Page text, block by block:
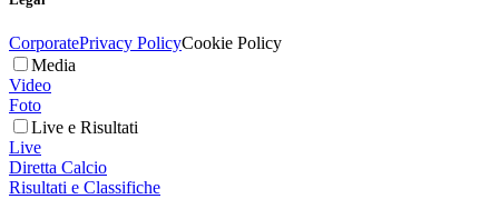
CorporatePrivacy PolicyCookie Policy
Media
Video
Foto
Live e Risultati
Live
Diretta Calcio
Risultati e Classifiche